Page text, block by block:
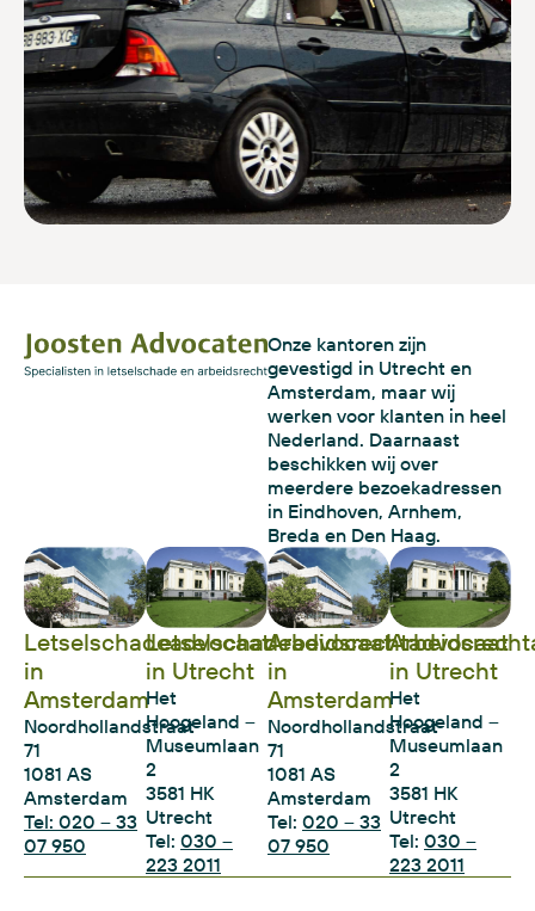
Onze kantoren zijn
gevestigd in Utrecht en
Amsterdam, maar wij
werken voor klanten in heel
Nederland. Daarnaast
beschikken wij over
meerdere bezoekadressen
in Eindhoven, Arnhem,
Breda en Den Haag.
Letselschadeadvocaat
in
Amsterdam
Noordhollandstraat
71
1081 AS
Amsterdam
Tel: 020 – 33
07 950
Letselschadeadvocaat
in Utrecht
Het
Hoogeland –
Museumlaan
2
3581 HK
Utrecht
Tel: 030 –
223 2011
Arbeidsrechtadvocaat
in
Amsterdam
Noordhollandstraat
71
1081 AS
Amsterdam
Tel: 020 – 33
07 950
in Utrecht
Het
Hoogeland –
Museumlaan
2
3581 HK
Utrecht
Tel: 030 –
223 2011